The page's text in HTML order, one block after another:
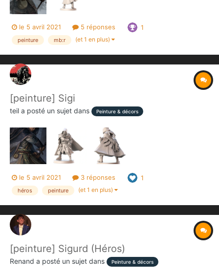
le 5 avril 2021 5 réponses 1
peinture mb:r (et 1 en plus)
[peinture] Sigi
teil a posté un sujet dans Peinture & décors
le 5 avril 2021 3 réponses 1
héros peinture (et 1 en plus)
[peinture] Sigurd (Héros)
Renand a posté un sujet dans Peinture & décors